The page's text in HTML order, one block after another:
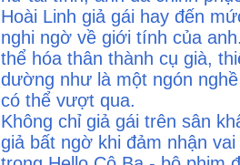
Hoài Linh giả gái hay đến
nghi ngờ về giới tính của
thể hóa thân thành cụ già,
dường như là một ngón
có thể vượt qua.
Không chỉ giả gái trên sân
giả bất ngờ khi đảm nhận